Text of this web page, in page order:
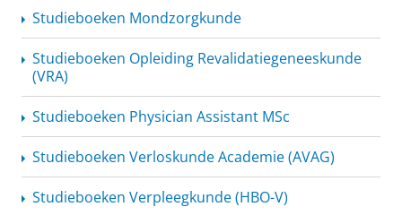
Studieboeken Mondzorgkunde
Studieboeken Opleiding Revalidatiegeneeskunde
(VRA)
Studieboeken Physician Assistant MSc
Studieboeken Verloskunde Academie (AVAG)
Studieboeken Verpleegkunde (HBO-V)